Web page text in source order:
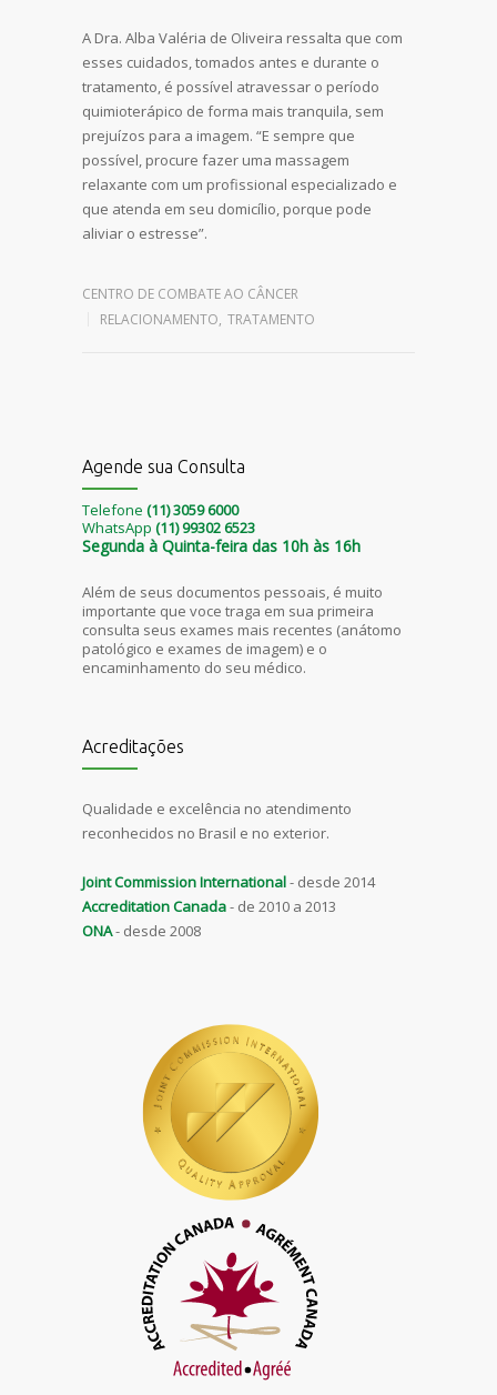
A Dra. Alba Valéria de Oliveira ressalta que com
esses cuidados, tomados antes e durante o
tratamento, é possível atravessar o período
quimioterápico de forma mais tranquila, sem
prejuízos para a imagem. “E sempre que
possível, procure fazer uma massagem
relaxante com um profissional especializado e
que atenda em seu domicílio, porque pode
aliviar o estresse”.
CENTRO DE COMBATE AO CÂNCER
RELACIONAMENTO, TRATAMENTO
Agende sua Consulta
Telefone (11) 3059 6000
WhatsApp (11) 99302 6523
Segunda à Quinta-feira das 10h às 16h
Além de seus documentos pessoais, é muito
importante que voce traga em sua primeira
consulta seus exames mais recentes (anátomo
patológico e exames de imagem) e o
encaminhamento do seu médico.
Acreditações
Qualidade e excelência no atendimento
reconhecidos no Brasil e no exterior.
Joint Commission International- desde 2014
Accreditation Canada- de 2010 a 2013
ONA- desde 2008